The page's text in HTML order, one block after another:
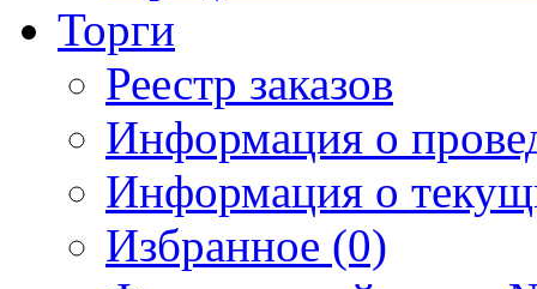
Торги
Реестр заказов
Информация о
Информация о
Избранное (0)